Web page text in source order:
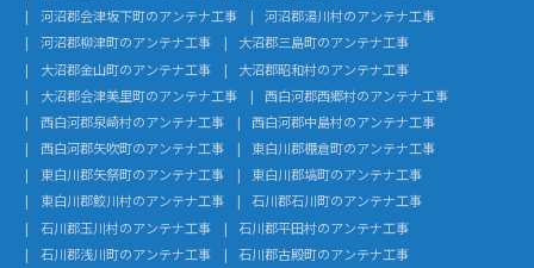
河沼郡会津坂下町のアンテナ工事
河沼郡湯川村のアンテナ工事
河沼郡柳津町のアンテナ工事
大沼郡三島町のアンテナ工事
大沼郡金山町のアンテナ工事
大沼郡昭和村のアンテナ工事
大沼郡会津美里町のアンテナ工事
西白河郡西郷村のアンテナ工事
西白河郡泉崎村のアンテナ工事
西白河郡中島村のアンテナ工事
西白河郡矢吹町のアンテナ工事
東白川郡棚倉町のアンテナ工事
東白川郡矢祭町のアンテナ工事
東白川郡塙町のアンテナ工事
東白川郡鮫川村のアンテナ工事
石川郡石川町のアンテナ工事
石川郡玉川村のアンテナ工事
石川郡平田村のアンテナ工事
石川郡浅川町のアンテナ工事
石川郡古殿町のアンテナ工事